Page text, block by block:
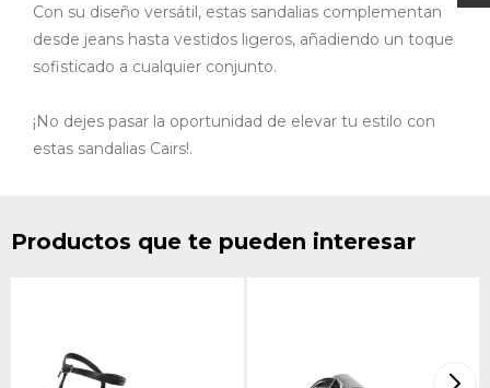
Con su diseño versátil, estas sandalias complementan
desde jeans hasta vestidos ligeros, añadiendo un toque
sofisticado a cualquier conjunto.
¡No dejes pasar la oportunidad de elevar tu estilo con
estas sandalias Cairs!.
Productos que te pueden interesar